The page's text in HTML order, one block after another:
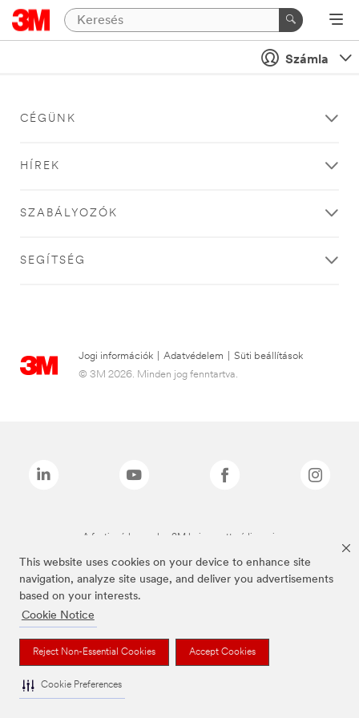
This website uses cookies on your device to enhance site
navigation, analyze site usage, and deliver you advertisements
based on your interests.
Cookie Notice
Reject Non-Essential Cookies Accept Cookies
Cookie Preferences
Számla
CÉGÜNK
HÍREK
SZABÁLYOZÓK
SEGÍTSÉG
Jogi információk Adatvédelem
Süti beállítások
© 3M 2026. Minden jog fenntartva.
A fenti márkanevek a 3M bejegyzett védjegyei.